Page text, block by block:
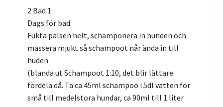
2 Bad 1
Dags för bad:
Fukta pälsen helt, schamponera in hunden och
massera mjukt så schampoot når ända in till
huden
(blanda ut Schampoot 1:10, det blir lättare
fördela då. Ta ca 45ml schampoo i 5dl vatten för
små till medelstora hundar, ca 90ml till 1 liter